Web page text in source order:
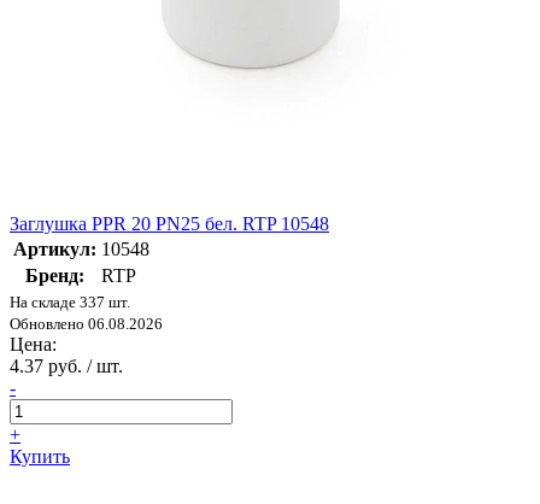
Заглушка PPR 20 PN25 бел. RTP 10548
Артикул: 10548
Бренд:
RTP
На складе 337 шт.
Обновлено 06.08.2026
Цена:
4.37 руб. / шт.
-
+
Купить